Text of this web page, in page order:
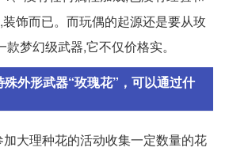
饰而已。而玩偶的起源还是要从玫
梦幻级武器,它不仅价格实。
殊外形武器“玫瑰花”，可以通过什
大理种花的活动收集一定数量的花